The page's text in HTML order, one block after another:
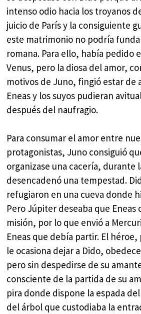
intenso odio hacia los troyanos
juicio de París y la consiguiente
este matrimonio no podría
romana. Para ello, había pedido
Venus, pero la diosa del amor,
motivos de Juno, fingió estar de
Eneas y los suyos pudieran
después del naufragio.
Para consumar el amor entre
protagonistas, Juno consiguió
organizase una cacería, durante
desencadenó una tempestad.
refugiaron en una cueva donde
Pero Júpiter deseaba que Eneas
misión, por lo que envió a
Eneas que debía partir. El
le ocasiona dejar a Dido,
pero sin despedirse de su
consciente de la partida de su
pira donde dispone la espada
del árbol que custodiaba la